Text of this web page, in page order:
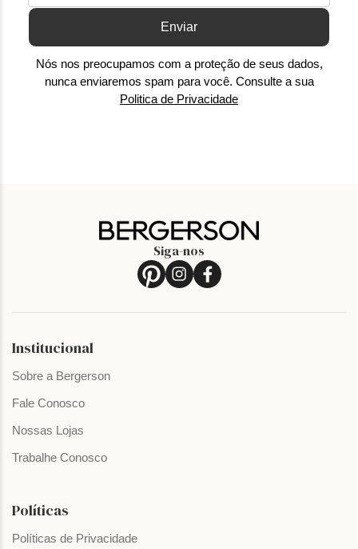
Enviar
Nós nos preocupamos com a proteção de seus dados,
nunca enviaremos spam para você. Consulte a sua
Politica de Privacidade
Siga-nos
Institucional
Sobre a Bergerson
Fale Conosco
Nossas Lojas
Trabalhe Conosco
Políticas
Políticas de Privacidade